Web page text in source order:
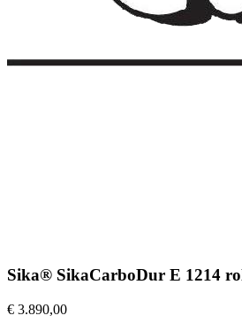
Sika® SikaCarboDur E 1214
€ 3.890,00